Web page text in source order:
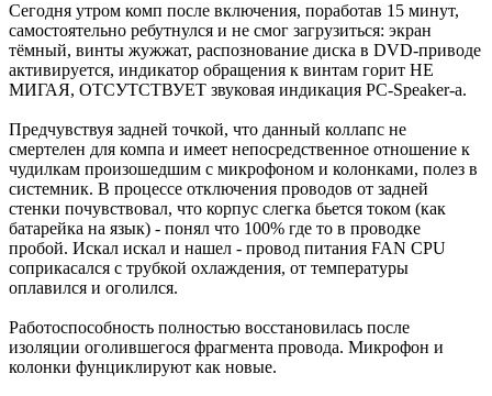
Сегодня утром комп после включения, поработав 15 минут,
самостоятельно ребутнулся и не смог загрузиться: экран
тёмный, винты жужжат, распознование диска в DVD-приводе
активируется, индикатор обращения к винтам горит НЕ
МИГАЯ, ОТСУТСТВУЕТ звуковая индикация PC-Speaker-а.
Предчувствуя задней точкой, что данный коллапс не
смертелен для компа и имеет непосредственное отношение к
чудилкам произошедшим с микрофоном и колонками, полез в
системник. В процессе отключения проводов от задней
стенки почувствовал, что корпус слегка бьется током (как
батарейка на язык) - понял что 100% где то в проводке
пробой. Искал искал и нашел - провод питания FAN CPU
соприкасался с трубкой охлаждения, от температуры
оплавился и оголился.
Работоспособность полностью восстановилась после
изоляции оголившегося фрагмента провода. Микрофон и
колонки фунциклируют как новые.